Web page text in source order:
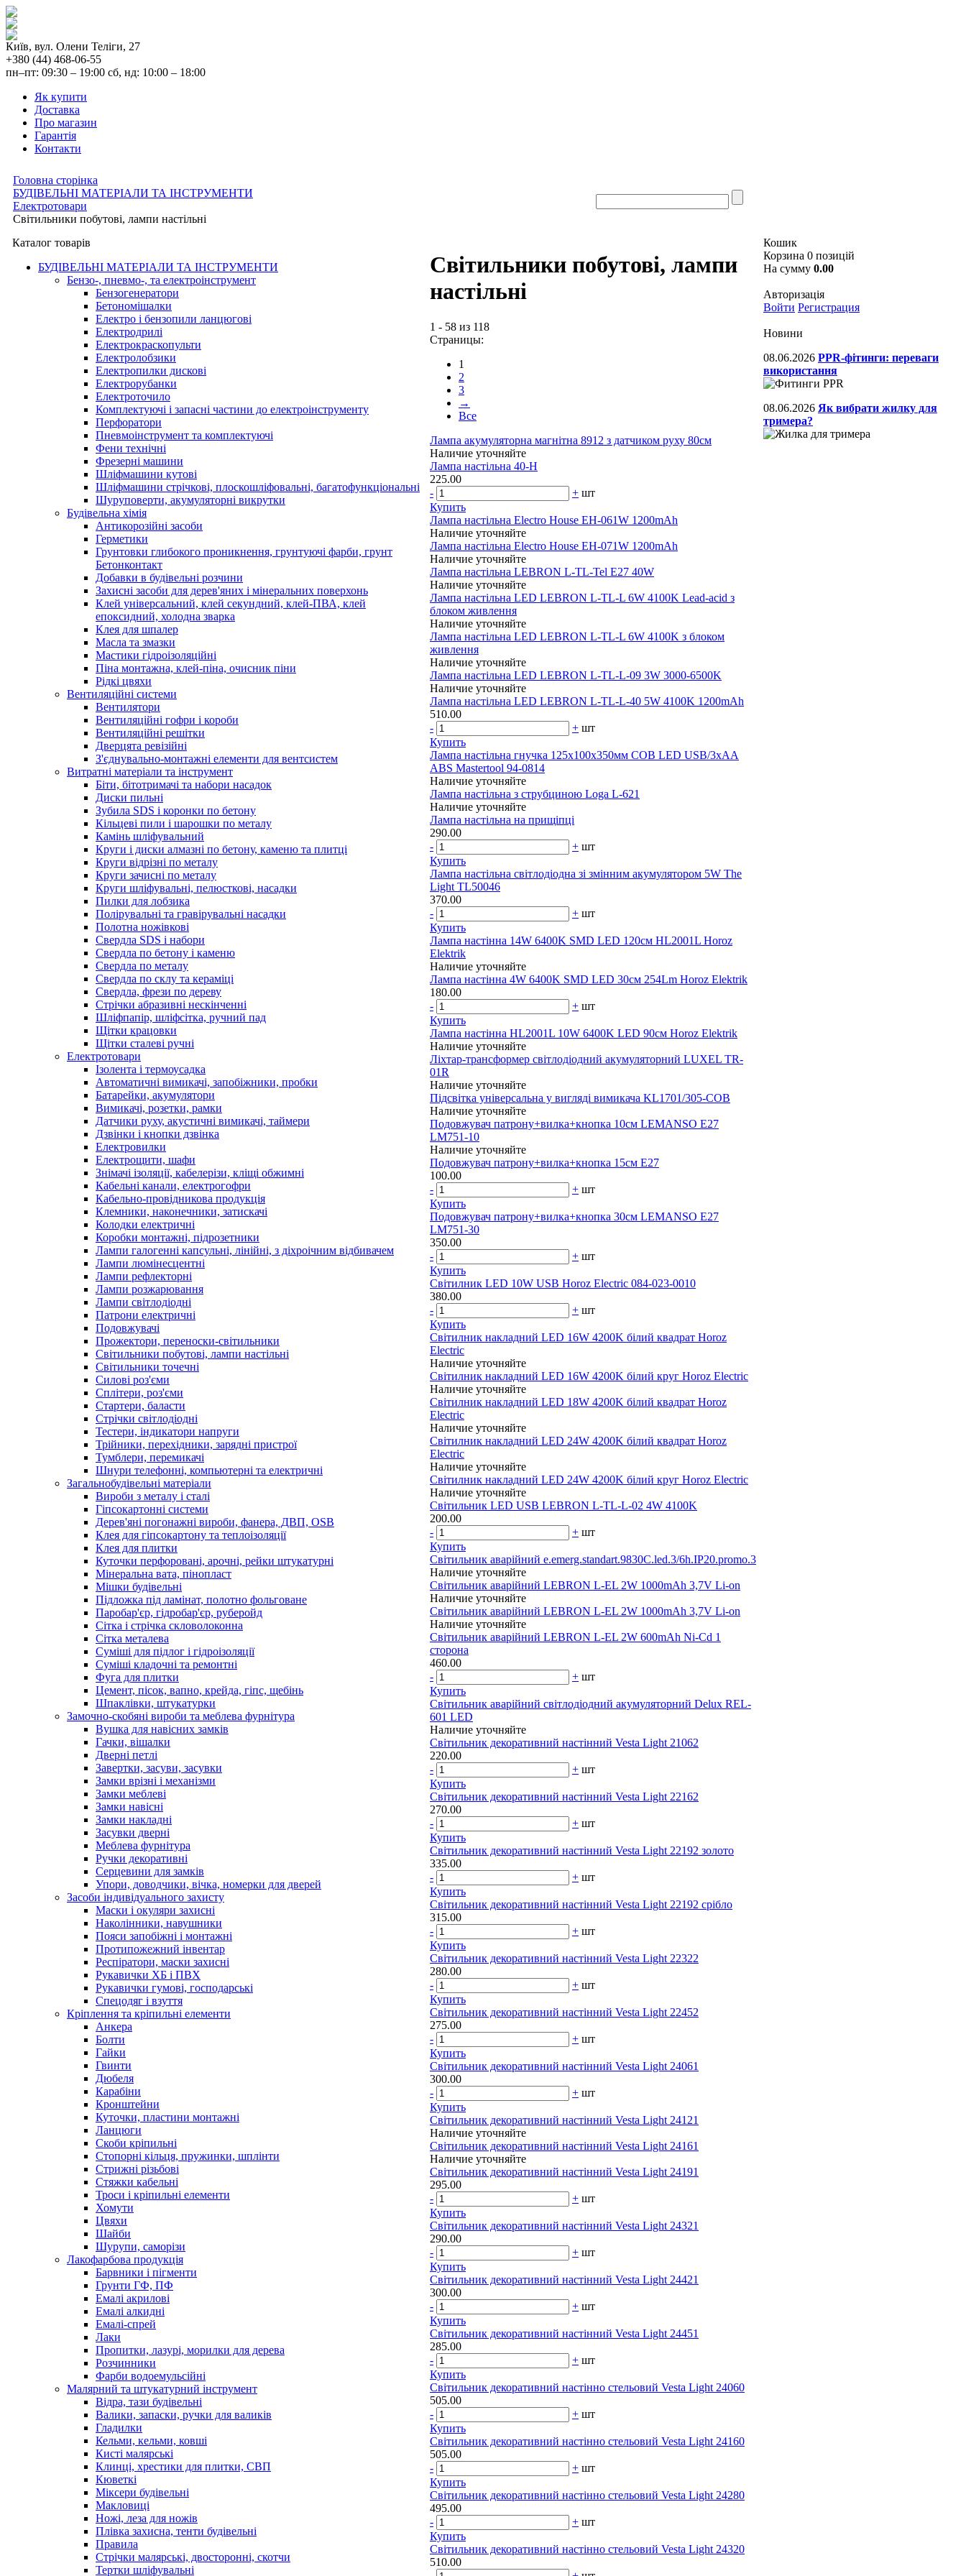
Київ, вул. Олени Теліги, 27
+380 (44) 468-06-55
пн–пт: 09:30 – 19:00 сб, нд: 10:00 – 18:00
Як купити
Доставка
Про магазин
Гарантія
Контакти
Головна сторінка
БУДІВЕЛЬНІ МАТЕРІАЛИ ТА ІНСТРУМЕНТИ
Електротовари
Світильники побутові, лампи настільні
Каталог товарів
БУДІВЕЛЬНІ МАТЕРІАЛИ ТА ІНСТРУМЕНТИ
Бензо-, пневмо-, та електроінструмент
Бензогенератори
Бетономішалки
Електро і бензопили ланцюгові
Електродрилі
Електрокраскопульти
Електролобзики
Електропилки дискові
Електрорубанки
Електроточило
Комплектуючі і запасні частини до електроінструменту
Перфоратори
Пневмоінструмент та комплектуючі
Фени технічні
Фрезерні машини
Шліфмашини кутові
Шліфмашини стрічкові, плоскошліфовальні, багатофункціональні
Шуруповерти, акумуляторні викрутки
Будівельна хімія
Антикорозійні засоби
Герметики
Грунтовки глибокого проникнення, грунтуючі фарби, грунт
Бетонконтакт
Добавки в будівельні розчини
Захисні засоби для дерев'яних і мінеральних поверхонь
Клей універсальний, клей секундний, клей-ПВА, клей
епоксидний, холодна зварка
Клея для шпалер
Масла та змазки
Мастики гідроізоляційні
Піна монтажна, клей-піна, очисник піни
Рідкі цвяхи
Вентиляційні системи
Вентилятори
Вентиляційні гофри і короби
Вентиляційні решітки
Дверцята ревізійні
З'єднувально-монтажні елементи для вентсистем
Витратні матеріали та інструмент
Біти, бітотримачі та набори насадок
Диски пильні
Зубила SDS і коронки по бетону
Кільцеві пили і шарошки по металу
Камінь шліфувальний
Круги і диски алмазні по бетону, каменю та плитці
Круги відрізні по металу
Круги зачисні по металу
Круги шліфувальні, пелюсткові, насадки
Пилки для лобзика
Полірувальні та гравірувальні насадки
Полотна ножівкові
Свердла SDS і набори
Свердла по бетону і каменю
Свердла по металу
Свердла по склу та кераміці
Свердла, фрези по дереву
Стрічки абразивні нескінченні
Шліфпапір, шліфсітка, ручний пад
Щітки крацовки
Щітки сталеві ручні
Електротовари
Ізолента і термоусадка
Автоматичні вимикачі, запобіжники, пробки
Батарейки, акумулятори
Вимикачі, розетки, рамки
Датчики руху, акустичні вимикачі, таймери
Дзвінки і кнопки дзвінка
Електровилки
Електрощити, шафи
Знімачі ізоляції, кабелерізи, кліщі обжимні
Кабельні канали, електрогофри
Кабельно-провідникова продукція
Клемники, наконечники, затискачі
Колодки електричні
Коробки монтажні, підрозетники
Лампи галогенні капсульні, лінійні, з діхроічним відбивачем
Лампи люмінесцентні
Лампи рефлекторні
Лампи розжарювання
Лампи світлодіодні
Патрони електричні
Подовжувачі
Прожектори, переноски-світильники
Світильники побутові, лампи настільні
Світильники точечні
Силові роз'єми
Сплітери, роз'єми
Стартери, баласти
Стрічки світлодіодні
Тестери, індикатори напруги
Трійники, перехідники, зарядні пристрої
Тумблери, перемикачі
Шнури телефонні, компьютерні та електричні
Загальнобудівельні матеріали
Вироби з металу і сталі
Гіпсокартонні системи
Дерев'яні погонажні вироби, фанера, ДВП, OSB
Клея для гіпсокартону та теплоізоляції
Клея для плитки
Куточки перфоровані, арочні, рейки штукатурні
Мінеральна вата, пінопласт
Мішки будівельні
Підложка під ламінат, полотно фольговане
Паробар'єр, гідробар'єр, руберойд
Сітка і стрічка скловолоконна
Сітка металева
Суміші для підлог і гідроізоляції
Суміші кладочні та ремонтні
Фуга для плитки
Цемент, пісок, вапно, крейда, гіпс, щебінь
Шпаклівки, штукатурки
Замочно-скобяні вироби та меблева фурнітура
Вушка для навісних замків
Гачки, вішалки
Дверні петлі
Завертки, засуви, засувки
Замки врізні і механізми
Замки меблеві
Замки навісні
Замки накладні
Засувки дверні
Меблева фурнітура
Ручки декоративні
Серцевини для замків
Упори, доводчики, вічка, номерки для дверей
Засоби індивідуального захисту
Маски і окуляри захисні
Наколінники, навушники
Пояси запобіжні і монтажні
Протипожежний інвентар
Респіратори, маски захисні
Рукавички ХБ і ПВХ
Рукавички гумові, господарські
Спецодяг і взуття
Кріплення та кріпильні елементи
Анкера
Болти
Гайки
Гвинти
Дюбеля
Карабіни
Кронштейни
Куточки, пластини монтажні
Ланцюги
Скоби кріпильні
Стопорні кільця, пружинки, шплінти
Стрижні різьбові
Стяжки кабельні
Троси і кріпильні елементи
Хомути
Цвяхи
Шайби
Шурупи, саморізи
Лакофарбова продукція
Барвники і пігменти
Грунти ГФ, ПФ
Емалі акрилові
Емалі алкидні
Емалі-спрей
Лаки
Пропитки, лазурі, морилки для дерева
Розчинники
Фарби водоемульсійні
Малярний та штукатурний інструмент
Відра, тази будівельні
Валики, запаски, ручки для валиків
Гладилки
Кельми, кельми, ковші
Кисті малярські
Клинці, хрестики для плитки, СВП
Кюветкі
Міксери будівельні
Макловиці
Ножі, леза для ножів
Плівка захисна, тенти будівельні
Правила
Стрічки малярські, двосторонні, скотчи
Тертки шліфувальні
Світильники побутові, лампи
настільні
1 - 58 из 118
Страницы:
1
2
3
→
Все
Лампа акумуляторна магнітна 8912 з датчиком руху 80см
Наличие уточняйте
Лампа настільна 40-H
225.00
-
+ шт
Купить
Лампа настільна Electro House EH-061W 1200mAh
Наличие уточняйте
Лампа настільна Electro House EH-071W 1200mAh
Наличие уточняйте
Лампа настільна LEBRON L-TL-Tel E27 40W
Наличие уточняйте
Лампа настільна LED LEBRON L-TL-L 6W 4100K Lead-acid з
блоком живлення
Наличие уточняйте
Лампа настільна LED LEBRON L-TL-L 6W 4100K з блоком
живлення
Наличие уточняйте
Лампа настільна LED LEBRON L-TL-L-09 3W 3000-6500K
Наличие уточняйте
Лампа настільна LED LEBRON L-TL-L-40 5W 4100K 1200mAh
510.00
-
+ шт
Купить
Лампа настільна гнучка 125х100х350мм COB LED USB/3xAA
ABS Mastertool 94-0814
Наличие уточняйте
Лампа настільна з струбциною Loga L-621
Наличие уточняйте
Лампа настільна на прищіпці
290.00
-
+ шт
Купить
Лампа настільна світлодіодна зі змінним акумулятором 5W The
Light TL50046
370.00
-
+ шт
Купить
Лампа настінна 14W 6400K SMD LED 120cм HL2001L Horoz
Elektrik
Наличие уточняйте
Лампа настінна 4W 6400K SMD LED 30cм 254Lm Horoz Elektrik
180.00
-
+ шт
Купить
Лампа настінна HL2001L 10W 6400K LED 90cм Horoz Elektrik
Наличие уточняйте
Ліхтар-трансформер світлодіодний акумуляторний LUXEL TR-
01R
Наличие уточняйте
Підсвітка універсальна у вигляді вимикача KL1701/305-COB
Наличие уточняйте
Подовжувач патрону+вилка+кнопка 10см LEMANSO E27
LM751-10
Наличие уточняйте
Подовжувач патрону+вилка+кнопка 15см E27
100.00
-
+ шт
Купить
Подовжувач патрону+вилка+кнопка 30см LEMANSO E27
LM751-30
350.00
-
+ шт
Купить
Світилник LED 10W USB Horoz Electric 084-023-0010
380.00
-
+ шт
Купить
Світилник накладний LED 16W 4200K білий квадрат Horoz
Electric
Наличие уточняйте
Світилник накладний LED 16W 4200K білий круг Horoz Electric
Наличие уточняйте
Світилник накладний LED 18W 4200K білий квадрат Horoz
Electric
Наличие уточняйте
Світилник накладний LED 24W 4200K білий квадрат Horoz
Electric
Наличие уточняйте
Світилник накладний LED 24W 4200K білий круг Horoz Electric
Наличие уточняйте
Світильник LED USB LEBRON L-TL-L-02 4W 4100K
200.00
-
+ шт
Купить
Світильник аварійний e.emerg.standart.9830C.led.3/6h.IP20.promo.3
Наличие уточняйте
Світильник аварійний LEBRON L-EL 2W 1000mAh 3,7V Li-on
Наличие уточняйте
Світильник аварійний LEBRON L-EL 2W 1000mAh 3,7V Li-on
Наличие уточняйте
Світильник аварійний LEBRON L-EL 2W 600mAh Ni-Cd 1
сторона
460.00
-
+ шт
Купить
Світильник аварійний світлодіодний акумуляторний Delux REL-
601 LED
Наличие уточняйте
Світильник декоративний настінний Vesta Light 21062
220.00
-
+ шт
Купить
Світильник декоративний настінний Vesta Light 22162
270.00
-
+ шт
Купить
Світильник декоративний настінний Vesta Light 22192 золото
335.00
-
+ шт
Купить
Світильник декоративний настінний Vesta Light 22192 срібло
315.00
-
+ шт
Купить
Світильник декоративний настінний Vesta Light 22322
280.00
-
+ шт
Купить
Світильник декоративний настінний Vesta Light 22452
275.00
-
+ шт
Купить
Світильник декоративний настінний Vesta Light 24061
300.00
-
+ шт
Купить
Світильник декоративний настінний Vesta Light 24121
Наличие уточняйте
Світильник декоративний настінний Vesta Light 24161
Наличие уточняйте
Світильник декоративний настінний Vesta Light 24191
295.00
-
+ шт
Купить
Світильник декоративний настінний Vesta Light 24321
290.00
-
+ шт
Купить
Світильник декоративний настінний Vesta Light 24421
300.00
-
+ шт
Купить
Світильник декоративний настінний Vesta Light 24451
285.00
-
+ шт
Купить
Світильник декоративний настінно стельовий Vesta Light 24060
505.00
-
+ шт
Купить
Світильник декоративний настінно стельовий Vesta Light 24160
505.00
-
+ шт
Купить
Світильник декоративний настінно стельовий Vesta Light 24280
495.00
-
+ шт
Купить
Світильник декоративний настінно стельовий Vesta Light 24320
510.00
Кошик
Корзина 0 позицій
На сумму 0.00
Авторизація
Войти Регистрация
Новини
08.06.2026 PPR-фітинги: переваги
використання
08.06.2026 Як вибрати жилку для
тримера?